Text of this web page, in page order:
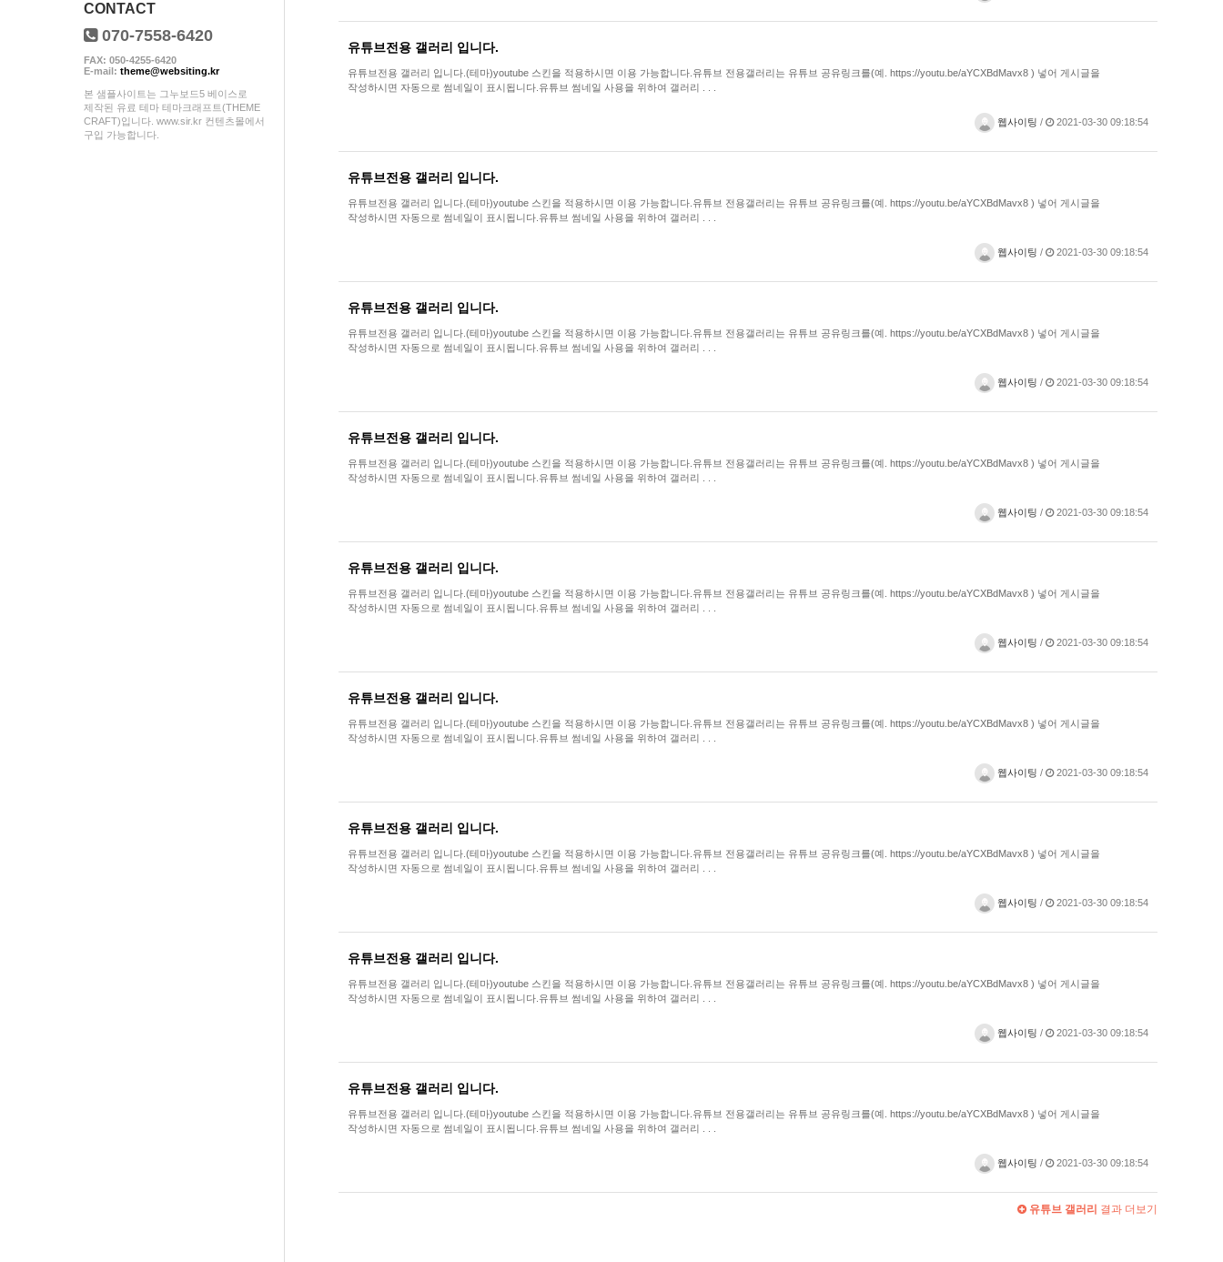
유튜브전용 갤러리 입니다.
유튜브전용 갤러리 입니다.(테마)youtube 스킨을 적용하시면 이용 가능합니다.유튜브 전용갤러리는 유튜브 공유링크를(예. https://youtu.be/aYCXBdMavx8 ) 넣어 게시글을
작성하시면 자동으로 썸네일이 표시됩니다.유튜브 썸네일 사용을 위하여 갤러리 . . .
웹사이팅 / 2021-03-30 09:18:54
유튜브전용 갤러리 입니다.
유튜브전용 갤러리 입니다.(테마)youtube 스킨을 적용하시면 이용 가능합니다.유튜브 전용갤러리는 유튜브 공유링크를(예. https://youtu.be/aYCXBdMavx8 ) 넣어 게시글을
작성하시면 자동으로 썸네일이 표시됩니다.유튜브 썸네일 사용을 위하여 갤러리 . . .
웹사이팅 / 2021-03-30 09:18:54
유튜브전용 갤러리 입니다.
유튜브전용 갤러리 입니다.(테마)youtube 스킨을 적용하시면 이용 가능합니다.유튜브 전용갤러리는 유튜브 공유링크를(예. https://youtu.be/aYCXBdMavx8 ) 넣어 게시글을
작성하시면 자동으로 썸네일이 표시됩니다.유튜브 썸네일 사용을 위하여 갤러리 . . .
웹사이팅 / 2021-03-30 09:18:54
유튜브전용 갤러리 입니다.
유튜브전용 갤러리 입니다.(테마)youtube 스킨을 적용하시면 이용 가능합니다.유튜브 전용갤러리는 유튜브 공유링크를(예. https://youtu.be/aYCXBdMavx8 ) 넣어 게시글을
작성하시면 자동으로 썸네일이 표시됩니다.유튜브 썸네일 사용을 위하여 갤러리 . . .
웹사이팅 / 2021-03-30 09:18:54
유튜브전용 갤러리 입니다.
유튜브전용 갤러리 입니다.(테마)youtube 스킨을 적용하시면 이용 가능합니다.유튜브 전용갤러리는 유튜브 공유링크를(예. https://youtu.be/aYCXBdMavx8 ) 넣어 게시글을
작성하시면 자동으로 썸네일이 표시됩니다.유튜브 썸네일 사용을 위하여 갤러리 . . .
웹사이팅 / 2021-03-30 09:18:54
유튜브전용 갤러리 입니다.
유튜브전용 갤러리 입니다.(테마)youtube 스킨을 적용하시면 이용 가능합니다.유튜브 전용갤러리는 유튜브 공유링크를(예. https://youtu.be/aYCXBdMavx8 ) 넣어 게시글을
작성하시면 자동으로 썸네일이 표시됩니다.유튜브 썸네일 사용을 위하여 갤러리 . . .
웹사이팅 / 2021-03-30 09:18:54
유튜브전용 갤러리 입니다.
유튜브전용 갤러리 입니다.(테마)youtube 스킨을 적용하시면 이용 가능합니다.유튜브 전용갤러리는 유튜브 공유링크를(예. https://youtu.be/aYCXBdMavx8 ) 넣어 게시글을
작성하시면 자동으로 썸네일이 표시됩니다.유튜브 썸네일 사용을 위하여 갤러리 . . .
웹사이팅 / 2021-03-30 09:18:54
유튜브전용 갤러리 입니다.
유튜브전용 갤러리 입니다.(테마)youtube 스킨을 적용하시면 이용 가능합니다.유튜브 전용갤러리는 유튜브 공유링크를(예. https://youtu.be/aYCXBdMavx8 ) 넣어 게시글을
작성하시면 자동으로 썸네일이 표시됩니다.유튜브 썸네일 사용을 위하여 갤러리 . . .
웹사이팅 / 2021-03-30 09:18:54
유튜브전용 갤러리 입니다.
유튜브전용 갤러리 입니다.(테마)youtube 스킨을 적용하시면 이용 가능합니다.유튜브 전용갤러리는 유튜브 공유링크를(예. https://youtu.be/aYCXBdMavx8 ) 넣어 게시글을
작성하시면 자동으로 썸네일이 표시됩니다.유튜브 썸네일 사용을 위하여 갤러리 . . .
웹사이팅 / 2021-03-30 09:18:54
유튜브 갤러리 결과 더보기
CONTACT
070-7558-6420
FAX: 050-4255-6420
E-mail: theme@websiting.kr
본 샘플사이트는 그누보드5 베이스로
제작된 유료 테마 테마크래프트(THEME
CRAFT)입니다. www.sir.kr 컨텐츠몰에서
구입 가능합니다.